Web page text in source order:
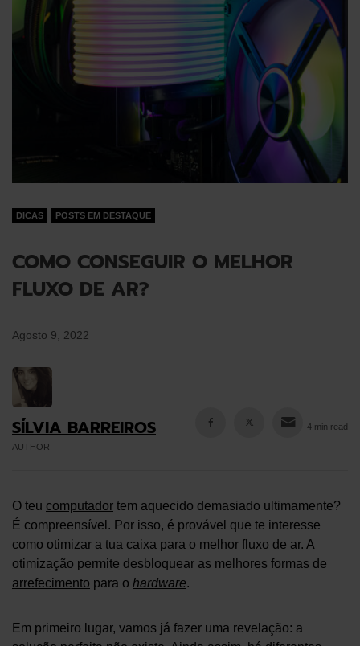
DICAS POSTS EM DESTAQUE
COMO CONSEGUIR O MELHOR
FLUXO DE AR?
Agosto 9, 2022
SÍLVIA BARREIROS
AUTHOR
4 min read
O teu computador tem aquecido demasiado ultimamente?
É compreensível. Por isso, é provável que te interesse
como otimizar a tua caixa para o melhor fluxo de ar. A
otimização permite desbloquear as melhores formas de
arrefecimento para o hardware.
Em primeiro lugar, vamos já fazer uma revelação: a